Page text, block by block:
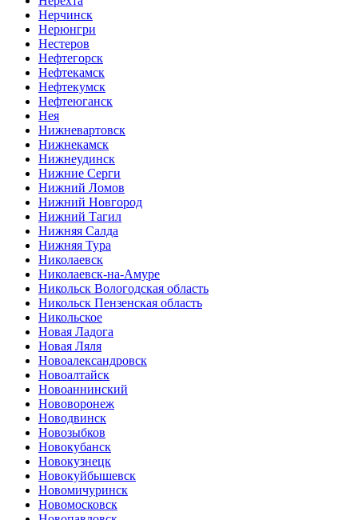
Нерчинск
Нерюнгри
Нестеров
Нефтегорск
Нефтекамск
Нефтекумск
Нефтеюганск
Нея
Нижневартовск
Нижнекамск
Нижнеудинск
Нижние Серги
Нижний Ломов
Нижний Новгород
Нижний Тагил
Нижняя Салда
Нижняя Тура
Николаевск
Николаевск-на-Амуре
Никольск Вологодская область
Никольск Пензенская область
Никольское
Новая Ладога
Новая Ляля
Новоалександровск
Новоалтайск
Новоаннинский
Нововоронеж
Новодвинск
Новозыбков
Новокубанск
Новокузнецк
Новокуйбышевск
Новомичуринск
Новомосковск